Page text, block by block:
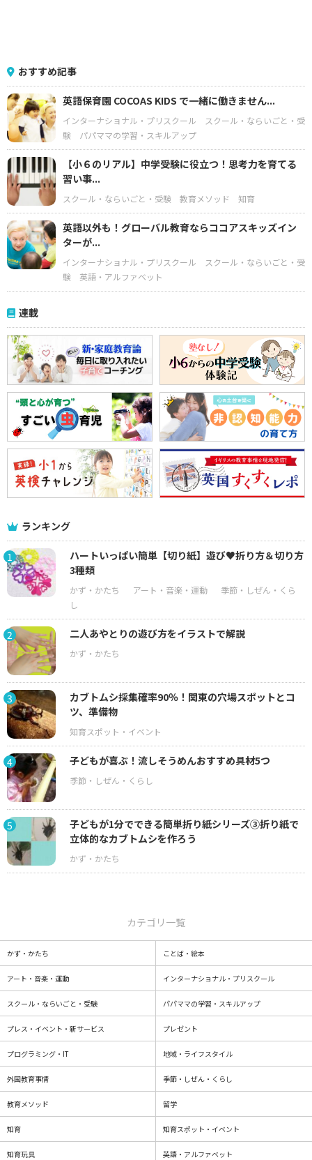
おすすめ記事
英語保育園 COCOAS KIDS で一緒に働きません...
インターナショナル・プリスクール
スクール・ならいごと・受
験
パパママの学習・スキルアップ
【小６のリアル】中学受験に役立つ！思考力を育てる
習い事...
スクール・ならいごと・受験 教育メソッド 知育
英語以外も！グローバル教育ならココアスキッズイン
ターが...
インターナショナル・プリスクール
スクール・ならいごと・受
験
英語・アルファベット
連載
ランキング
1
ハートいっぱい簡単【切り紙】遊び♥折り方＆切り方
3種類
2 二人あやとりの遊び方をイラストで解説
3
カブトムシ採集確率90％！関東の穴場スポットとコ
ツ、準備物
4 子どもが喜ぶ！流しそうめんおすすめ具材5つ
5
子どもが1分でできる簡単折り紙シリーズ③折り紙で
立体的なカブトムシを作ろう
カテゴリ一覧
かず・かたち ことば・絵本
アート・音楽・運動 インターナショナル・プリスクール
スクール・ならいごと・受験 パパママの学習・スキルアップ
プレス・イベント・新サービス プレゼント
プログラミング・IT 地域・ライフスタイル
外国教育事情 季節・しぜん・くらし
教育メソッド 留学
知育 知育スポット・イベント
知育玩具 英語・アルファベット